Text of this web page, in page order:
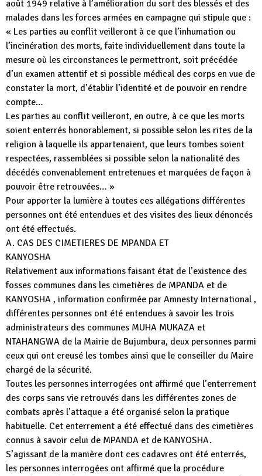
août 1949 relative à l’amélioration du sort des blessés et des
malades dans les forces armées en campagne qui stipule que :
« Les parties au conflit veilleront à ce que l’inhumation ou
l’incinération des morts, faite individuellement dans toute la
mesure où les circonstances le permettront, soit précédée
d’un examen attentif et si possible médical des corps en vue de
constater la mort, d’établir l’identité et de pouvoir en rendre
compte…
Les parties au conflit veilleront, en outre, à ce que les morts
soient enterrés honorablement, si possible selon les rites de la
religion à laquelle ils appartenaient, que leurs tombes soient
respectées, rassemblées si possible selon la nationalité des
décédés convenablement entretenues et marquées de façon à
pouvoir être retrouvées… »
Pour apporter la lumière à toutes ces allégations différentes
personnes ont été entendues et des visites des lieux dénoncés
ont été effectués.
A. CAS DES CIMETIERES DE MPANDA ET
KANYOSHA
Relativement aux informations faisant état de l’existence des
fosses communes dans les cimetières de MPANDA et de
KANYOSHA , information confirmée par Amnesty International ,
différentes personnes ont été entendues à savoir les trois
administrateurs des communes MUHA MUKAZA et
NTAHANGWA de la Mairie de Bujumbura, deux personnes parmi
ceux qui ont creusé les tombes ainsi que le conseiller du Maire
chargé de la sécurité.
Toutes les personnes interrogées ont affirmé que l’enterrement
des corps sans vie retrouvés dans les différentes zones de
combats après l’attaque a été organisé selon la pratique
habituelle. Cet enterrement a été effectué dans des cimetières
connus à savoir celui de MPANDA et de KANYOSHA.
S’agissant de la manière dont ces cadavres ont été enterrés,
les personnes interrogées ont affirmé que la procédure